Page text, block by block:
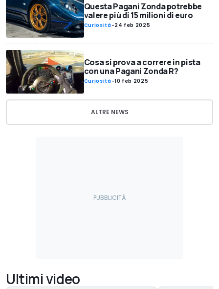
Questa Pagani Zonda potrebbe
valere più di 15 milioni di euro
Curiosità-24 feb 2025
Cosa si prova a correre in pista
con una Pagani Zonda R?
Curiosità-10 feb 2025
ALTRE NEWS
Ultimi video